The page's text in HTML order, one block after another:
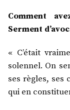
Comment
Serment
« C’était
solennel. On
ses règles, ses
qui en